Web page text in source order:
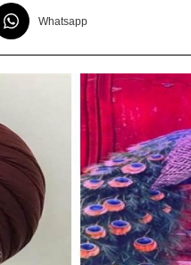
Whatsapp